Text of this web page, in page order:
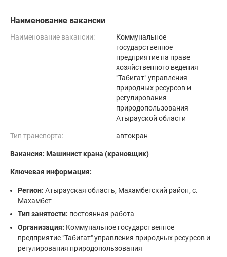
Наименование вакансии
Наименование вакансии:
Коммунальное
государственное
предприятие на праве
хозяйственного ведения
"Табигат" управления
природных ресурсов и
регулирования
природопользования
Атырауской области
Тип транспорта: автокран
Вакансия: Машинист крана (крановщик)
Ключевая информация:
Регион: Атырауская область, Махамбетский район, с.
Махамбет
Тип занятости: постоянная работа
Организация: Коммунальное государственное
предприятие "Табигат" управления природных ресурсов и
регулирования природопользования